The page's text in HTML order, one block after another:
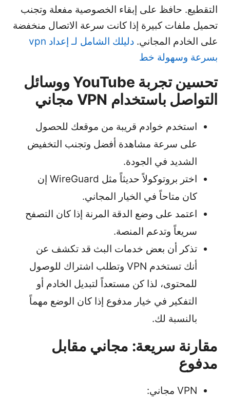
التقطيع. حافظ على إبقاء الخصوصية مفعلة وتجنب
تحميل ملفات كبيرة إذا كانت سرعة الاتصال منخفضة
على الخادم المجاني.
دليلك الشامل لـ إعداد vpn
بسرعة وسهولة خط
تحسين تجربة YouTube ووسائل
التواصل باستخدام VPN مجاني
استخدم خوادم قريبة من موقعك للحصول
على سرعة مشاهدة أفضل وتجنب التخفيض
الشديد في الجودة.
اختر بروتوكولاً حديثاً مثل WireGuard إن
كان متاحاً في الخيار المجاني.
اعتمد على وضع الدقة المرنة إذا كان التصفح
سريعاً وتدعم المنصة.
تذكر أن بعض خدمات البث قد تكشف عن
أنك تستخدم VPN وتطلب اشتراك للوصول
للمحتوى، لذا كن مستعداً لتبديل الخادم أو
التفكير في خيار مدفوع إذا كان الوضع مهماً
بالنسبة لك.
مقارنة سريعة: مجاني مقابل
مدفوع
VPN مجاني: